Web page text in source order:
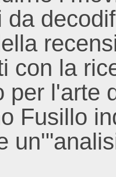
da
con la
per l'arte
Fusillo